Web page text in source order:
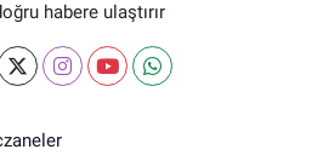
habere ulaştırır